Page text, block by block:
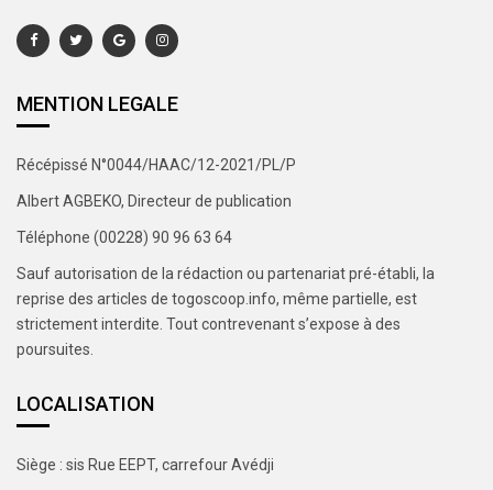
MENTION LEGALE
Récépissé N°0044/HAAC/12-2021/PL/P
Albert AGBEKO, Directeur de publication
Téléphone (00228) 90 96 63 64
Sauf autorisation de la rédaction ou partenariat pré-établi, la
reprise des articles de togoscoop.info, même partielle, est
strictement interdite. Tout contrevenant s’expose à des
poursuites.
LOCALISATION
Siège : sis Rue EEPT, carrefour Avédji